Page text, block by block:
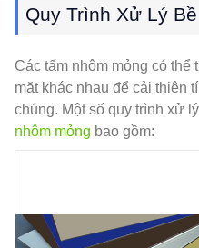
Quy Trình Xử Lý
Các tấm nhôm mỏng có thể
mặt khác nhau để cải thiện
chúng. Một số quy trình xử
nhôm mỏng bao gồm: